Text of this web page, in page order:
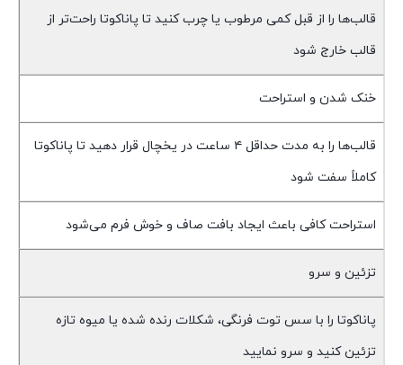
قالب‌ها را از قبل کمی مرطوب یا چرب کنید تا پاناکوتا راحت‌تر از
قالب خارج شود
خنک شدن و استراحت
قالب‌ها را به مدت حداقل ۴ ساعت در یخچال قرار دهید تا پاناکوتا
کاملاً سفت شود
استراحت کافی باعث ایجاد بافت صاف و خوش فرم می‌شود
تزئین و سرو
پاناکوتا را با سس توت فرنگی، شکلات رنده شده یا میوه تازه
تزئین کنید و سرو نمایید